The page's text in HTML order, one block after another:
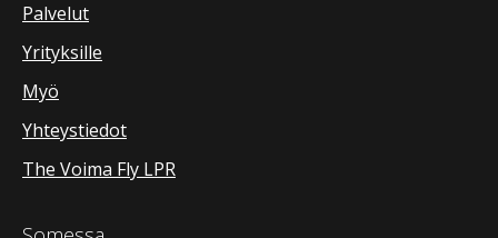
Palvelut
Yrityksille
Myö
Yhteystiedot
The Voima Fly LPR